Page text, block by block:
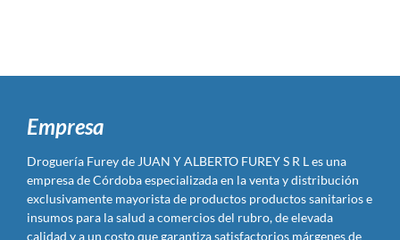
Empresa
Droguería Furey de JUAN Y ALBERTO FUREY S R L es una
empresa de Córdoba especializada en la venta y distribución
exclusivamente mayorista de productos productos sanitarios e
insumos para la salud a comercios del rubro, de elevada
calidad y a un costo que garantiza satisfactorios márgenes de